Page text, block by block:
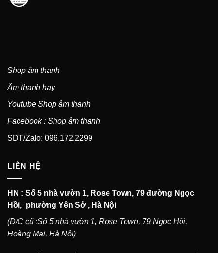
Shop âm thanh
Âm thanh hay
Youtube Shop âm thanh
Facebook : Shop âm thanh
SDT/Zalo: 096.172.2299
LIÊN HỆ
HN : Số 5 nhà vườn 1, Rose Town, 79 đường Ngọc
Hồi, phường Yên Sở , Hà Nội
(Đ/C cũ :Số 5 nhà vườn 1, Rose Town, 79 Ngọc Hồi,
Hoàng Mai, Hà Nội)